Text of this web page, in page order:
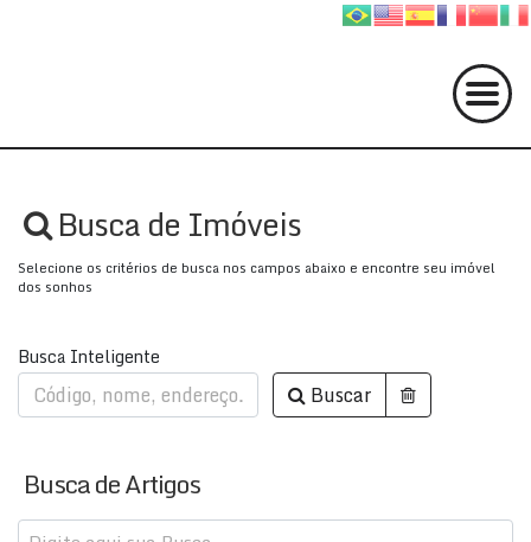
Busca de Imóveis
Selecione os critérios de busca nos campos abaixo e encontre seu imóvel
dos sonhos
Busca Inteligente
Buscar
Busca de Artigos